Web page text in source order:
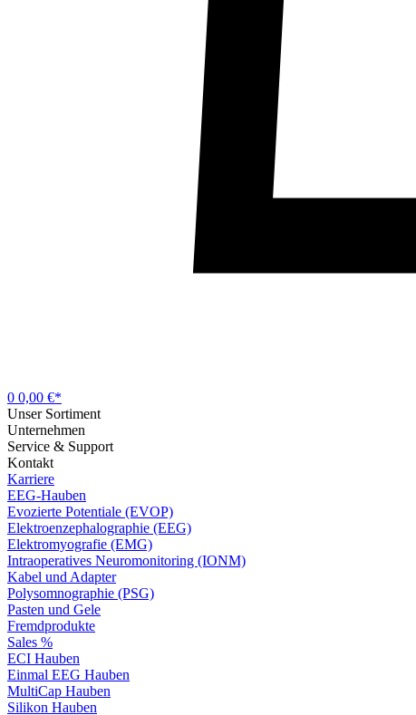
0 0,00 €*
Unser Sortiment
Unternehmen
Service & Support
Kontakt
Karriere
EEG-Hauben
Evozierte Potentiale (EVOP)
Elektroenzephalographie (EEG)
Elektromyografie (EMG)
Intraoperatives Neuromonitoring (IONM)
Kabel und Adapter
Polysomnographie (PSG)
Pasten und Gele
Fremdprodukte
Sales %
ECI Hauben
Einmal EEG Hauben
MultiCap Hauben
Silikon Hauben